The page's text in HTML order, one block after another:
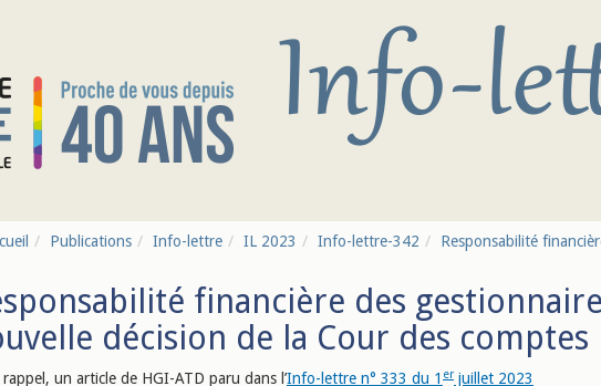
Publications Info-lettre IL 2023 Info-lettre-342 Responsabilité
financière des
décision de la Cour des comptes
un article de HGI-ATD paru dans l’Info-lettre n° 333 du 1 er juillet 2023